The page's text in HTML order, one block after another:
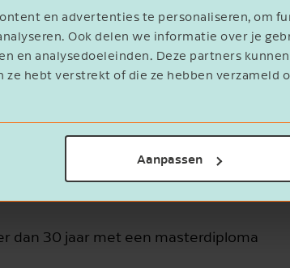
en advertenties te personaliseren, om
Ook delen we informatie over je
en analysedoeleinden. Deze partners
hebt verstrekt of die ze hebben verzameld
Aanpassen
ook de salarisnormen in 2026
dan 30 jaar met een masterdiploma